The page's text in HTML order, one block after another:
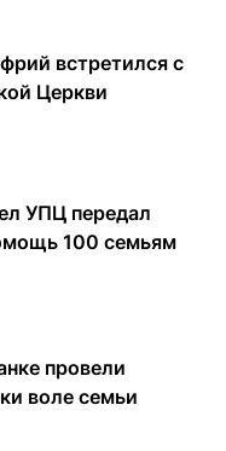
встретился с
Церкви
УПЦ передал
100 семьям
провели
воле семьи